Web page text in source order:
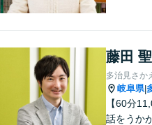
ます。よ
ようサポ
おります
藤田
多治見さか
岐阜県|
【60分
話をうか